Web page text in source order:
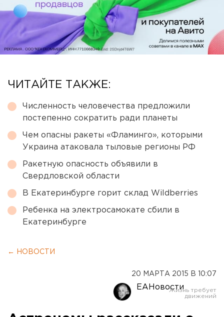
ЧИТАЙТЕ ТАКЖЕ:
Численность человечества предложили
постепенно сократить ради планеты
Чем опасны ракеты «Фламинго», которыми
Украина атаковала тыловые регионы РФ
Ракетную опасность объявили в
Свердловской области
В Екатеринбурге горит склад Wildberries
Ребенка на электросамокате сбили в
Екатеринбурге
← НОВОСТИ
20 МАРТА 2015 В 10:07
ЕАНовости